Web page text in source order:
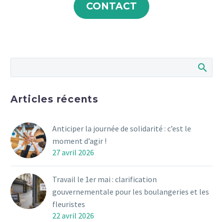
CONTACT
Articles récents
Anticiper la journée de solidarité : c’est le
moment d’agir !
27 avril 2026
Travail le 1er mai : clarification
gouvernementale pour les boulangeries et les
fleuristes
22 avril 2026